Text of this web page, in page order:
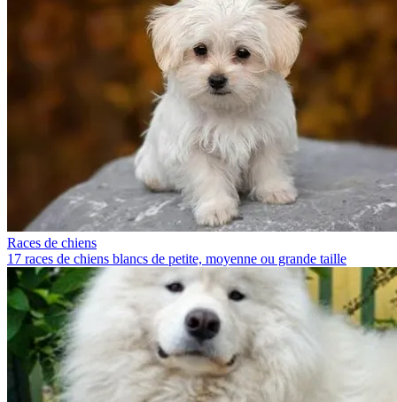
Races de chiens
17 races de chiens blancs de petite, moyenne ou grande taille